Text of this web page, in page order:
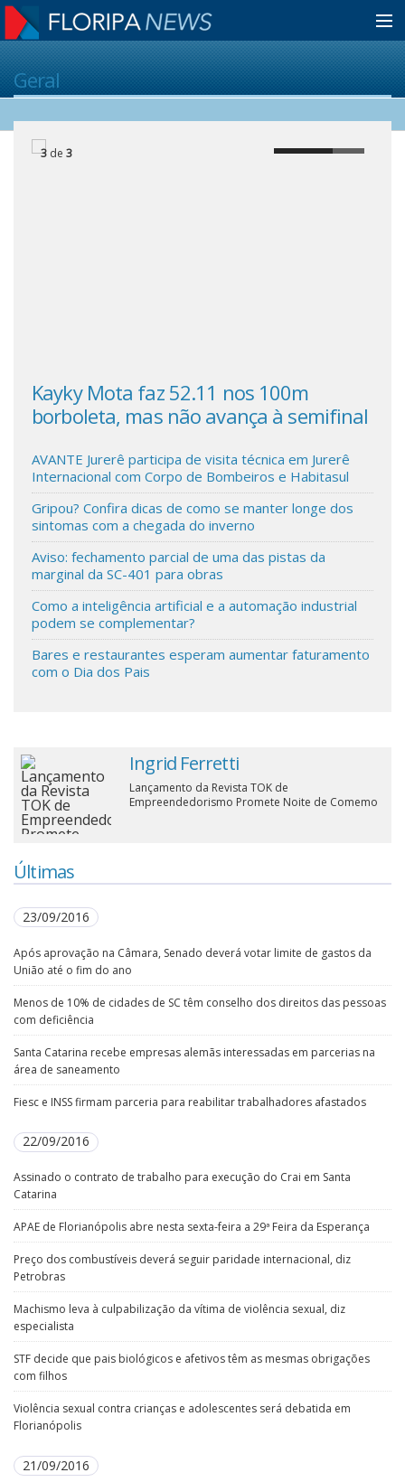
Home
Agenda Cultural
Anuncie
Fale Conosco
Geral
Kayky Mota faz 52.11 nos 100m
borboleta, mas não avança à semifinal
3 de3
AVANTE Jurerê participa de visita técnica em Jurerê
Internacional com Corpo de Bombeiros e Habitasul
Gripou? Confira dicas de como se manter longe dos
sintomas com a chegada do inverno
Aviso: fechamento parcial de uma das pistas da
marginal da SC-401 para obras
Como a inteligência artificial e a automação industrial
podem se complementar?
Bares e restaurantes esperam aumentar faturamento
com o Dia dos Pais
Ingrid Ferretti
Lançamento da Revista TOK de
Empreendedorismo Promete Noite de Comemo
Últimas
23/09/2016
Após aprovação na Câmara, Senado deverá votar limite de gastos da
União até o fim do ano
Menos de 10% de cidades de SC têm conselho dos direitos das pessoas
com deficiência
Santa Catarina recebe empresas alemãs interessadas em parcerias na
área de saneamento
Fiesc e INSS firmam parceria para reabilitar trabalhadores afastados
22/09/2016
Assinado o contrato de trabalho para execução do Crai em Santa
Catarina
APAE de Florianópolis abre nesta sexta-feira a 29ª Feira da Esperança
Preço dos combustíveis deverá seguir paridade internacional, diz
Petrobras
Machismo leva à culpabilização da vítima de violência sexual, diz
especialista
STF decide que pais biológicos e afetivos têm as mesmas obrigações
com filhos
Violência sexual contra crianças e adolescentes será debatida em
Florianópolis
21/09/2016